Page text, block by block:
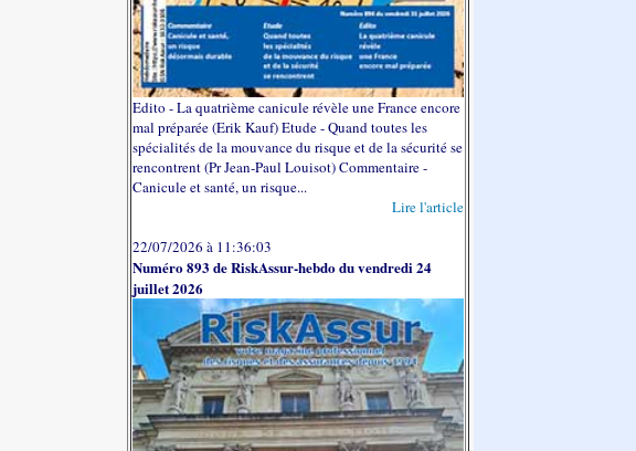
Edito - La quatrième canicule révèle une France encore
mal préparée (Erik Kauf) Etude - Quand toutes les
spécialités de la mouvance du risque et de la sécurité se
rencontrent (Pr Jean-Paul Louisot) Commentaire -
Canicule et santé, un risque...
Lire l'article
22/07/2026 à 11:36:03
Numéro 893 de RiskAssur-hebdo du vendredi 24
juillet 2026